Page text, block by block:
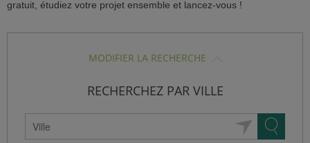
CLIENT)
gratuit, étudiez votre projet ensemble et lancez-vous !
MODIFIER LA RECHERCHE
RECHERCHEZ PAR VILLE